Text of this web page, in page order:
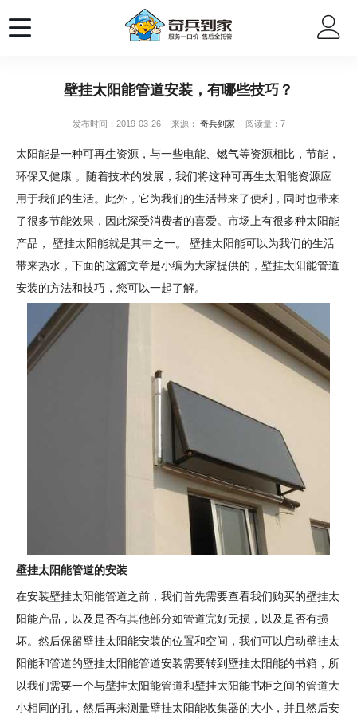
壁挂太阳能管道安装，有哪些技巧？
发布时间：2019-03-26 来源： 奇兵到家 阅读量：7
太阳能是一种可再生资源，与一些电能、燃气等资源相比，节能，
环保又健康 。随着技术的发展，我们将这种可再生太阳能资源应
用于我们的生活。此外，它为我们的生活带来了便利，同时也带来
了很多节能效果，因此深受消费者的喜爱。市场上有很多种太阳能
产品， 壁挂太阳能就是其中之一。 壁挂太阳能可以为我们的生活
带来热水，下面的这篇文章是小编为大家提供的，壁挂太阳能管道
安装的方法和技巧，您可以一起了解。
壁挂太阳能管道的安装
在安装壁挂太阳能管道之前，我们首先需要查看我们购买的壁挂太
阳能产品，以及是否有其他部分如管道完好无损，以及是否有损
坏。然后保留壁挂太阳能安装的位置和空间，我们可以启动壁挂太
阳能和管道的壁挂太阳能管道安装需要转到壁挂太阳能的书箱，所
以我们需要一个与壁挂太阳能管道和壁挂太阳能书柜之间的管道大
小相同的孔，然后再来测量壁挂太阳能收集器的大小，并且然后安